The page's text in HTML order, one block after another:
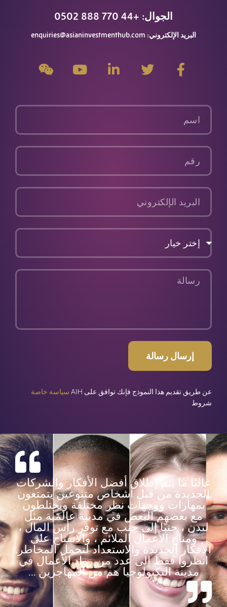
الهاتف: 0330 057 8888
الجوال: +44 770 888 0502
البريد الإلكتروني: enquiries@asianinvestmenthub.com
ق
ا
ل
و
ا
ص
ل
ا
ل
ا
ج
ت
ي
ا
ل
ف
س
ك
ي
ر
ب
ن
ي
ل
ى
ق
ي
و
ي
و
ش
ن
اسم
رقم
البريد
الإلكتروني
إختر
خيار
غالبًا ما يتم إطلاق أفضل الأفكار والشركات
الجديدة من قبل أشخاص متنوعين يتمتعون
بمهارات ووجهات نظر مختلفة ويختلطون
مع بعضهم البعض في مدينة عالمية مثل
لندن ، جنبًا إلى جنب مع توفر رأس المال ،
ومناخ الأعمال الملائم ، والانفتاح على
الأفكار الجديدة والاستعداد لتحمل المخاطر.
انظروا فقط إلى عدد من رواد الأعمال في
مدينة التكنولوجيا هم من المهاجرين ...